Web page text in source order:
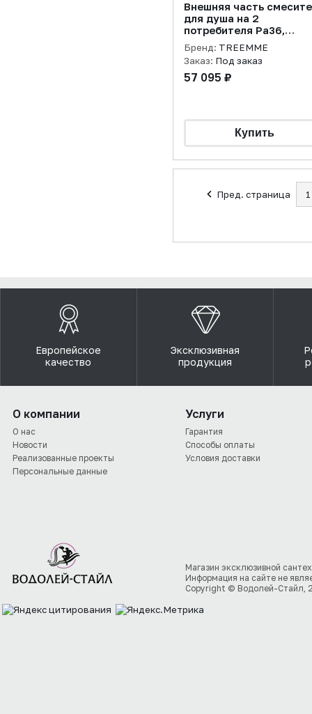
Внешняя часть
для душа на 2
потребителя Pa36,
черный хром
полированный
Бренд: TREEMME
Заказ: Под заказ
57 095 ₽
Пред. страница 1
Европейское
качество
Эксклюзивная
продукция
О компании
О нас
Новости
Реализованные проекты
Персональные данные
Услуги
Гарантия
Способы оплаты
Условия доставки
Магазин эксклюзивной
Информация на сайте не
Copyright © Водолей-Стайл,